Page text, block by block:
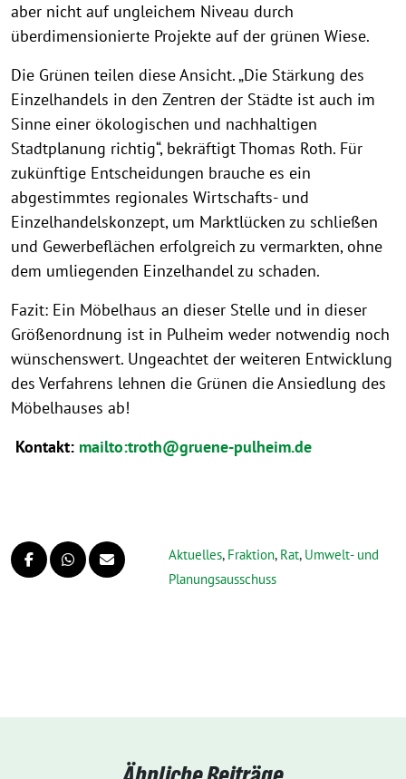
aber nicht auf ungleichem Niveau durch
überdimensionierte Projekte auf der grünen Wiese.
Die Grünen teilen diese Ansicht. „Die Stärkung des
Einzelhandels in den Zentren der Städte ist auch im
Sinne einer ökologischen und nachhaltigen
Stadtplanung richtig“, bekräftigt Thomas Roth. Für
zukünftige Entscheidungen brauche es ein
abgestimmtes regionales Wirtschafts- und
Einzelhandelskonzept, um Marktlücken zu schließen
und Gewerbeflächen erfolgreich zu vermarkten, ohne
dem umliegenden Einzelhandel zu schaden.
Fazit: Ein Möbelhaus an dieser Stelle und in dieser
Größenordnung ist in Pulheim weder notwendig noch
wünschenswert. Ungeachtet der weiteren Entwicklung
des Verfahrens lehnen die Grünen die Ansiedlung des
Möbelhauses ab!
Kontakt: mailto:troth@gruene-pulheim.de
Aktuelles, Fraktion, Rat, Umwelt- und
Planungsausschuss